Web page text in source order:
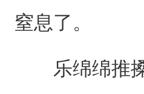
窒息了。
乐绵绵推搡